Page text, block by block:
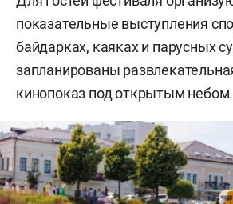
показательные выступления
байдарках, каяках и парусных
запланированы
кинопоказ под открытым небом.